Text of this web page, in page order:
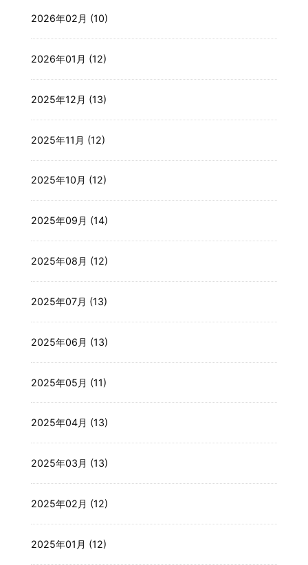
2026年02月 (10)
2026年01月 (12)
2025年12月 (13)
2025年11月 (12)
2025年10月 (12)
2025年09月 (14)
2025年08月 (12)
2025年07月 (13)
2025年06月 (13)
2025年05月 (11)
2025年04月 (13)
2025年03月 (13)
2025年02月 (12)
2025年01月 (12)